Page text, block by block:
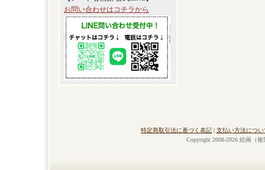
お問い合わせはコチラから
特定商取引法に基づく表記 | 支払い方法につい
Copyright 2008-2026 絵画（